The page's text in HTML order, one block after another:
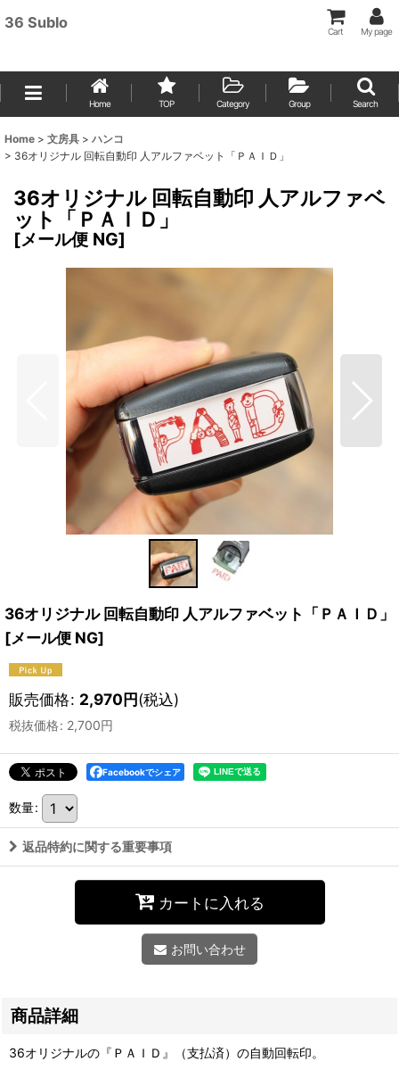
36 Sublo
Cart My page
Home TOP Category Group Search
Home > 文房具 > ハンコ
> 36オリジナル 回転自動印 人アルファベット「ＰＡＩＤ」
36オリジナル 回転自動印 人アルファベ
ット「ＰＡＩＤ」
[メール便 NG]
36オリジナル 回転自動印 人アルファベット「ＰＡＩＤ」
[メール便 NG]
販売価格: 2,970円(税込)
税抜価格: 2,700円
Facebookでシェア
数量:
返品特約に関する重要事項
カートに入れる
お問い合わせ
商品詳細
36オリジナルの『ＰＡＩＤ』（支払済）の自動回転印。